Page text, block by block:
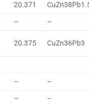
20.371
– –
20.375 CuZn36Pb3
–
–
– –